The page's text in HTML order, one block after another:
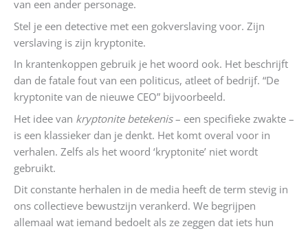
van een ander personage.
Stel je een detective met een gokverslaving voor. Zijn
verslaving is zijn kryptonite.
In krantenkoppen gebruik je het woord ook. Het beschrijft
dan de fatale fout van een politicus, atleet of bedrijf. “De
kryptonite van de nieuwe CEO” bijvoorbeeld.
Het idee van kryptonite betekenis– een specifieke zwakte –
is een klassieker dan je denkt. Het komt overal voor in
verhalen. Zelfs als het woord ‘kryptonite’ niet wordt
gebruikt.
Dit constante herhalen in de media heeft de term stevig in
ons collectieve bewustzijn verankerd. We begrijpen
allemaal wat iemand bedoelt als ze zeggen dat iets hun